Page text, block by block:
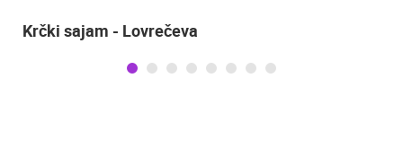
Krčki sajam - Lovrečeva